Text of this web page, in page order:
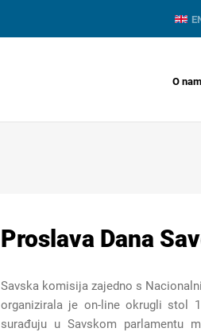
O
Proslava Dana
Savska komisija zajedno s
organizirala je on-line okrugli stol
surađuju u Savskom parlamentu